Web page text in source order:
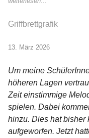
Griffbrettgrafik
13. März 2026
Um meine
höheren Lagen
Zeit einstimmige
spielen. Dabei
hinzu. Dies hat bisher
aufgeworfen. Jetzt